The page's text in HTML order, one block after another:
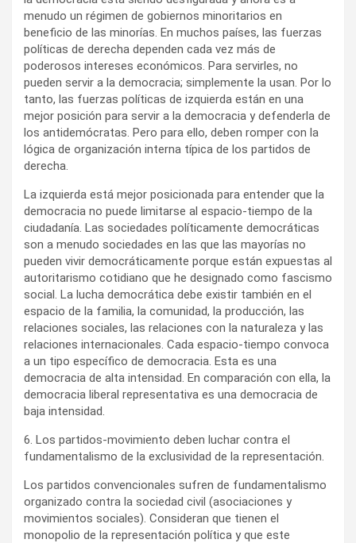
menudo un régimen de gobiernos minoritarios en
beneficio de las minorías. En muchos países, las fuerzas
políticas de derecha dependen cada vez más de
poderosos intereses económicos. Para servirles, no
pueden servir a la democracia; simplemente la usan. Por lo
tanto, las fuerzas políticas de izquierda están en una
mejor posición para servir a la democracia y defenderla de
los antidemócratas. Pero para ello, deben romper con la
lógica de organización interna típica de los partidos de
derecha.
La izquierda está mejor posicionada para entender que la
democracia no puede limitarse al espacio-tiempo de la
ciudadanía. Las sociedades políticamente democráticas
son a menudo sociedades en las que las mayorías no
pueden vivir democráticamente porque están expuestas al
autoritarismo cotidiano que he designado como fascismo
social. La lucha democrática debe existir también en el
espacio de la familia, la comunidad, la producción, las
relaciones sociales, las relaciones con la naturaleza y las
relaciones internacionales. Cada espacio-tiempo convoca
a un tipo específico de democracia. Esta es una
democracia de alta intensidad. En comparación con ella, la
democracia liberal representativa es una democracia de
baja intensidad.
6. Los partidos-movimiento deben luchar contra el
fundamentalismo de la exclusividad de la representación.
Los partidos convencionales sufren de fundamentalismo
organizado contra la sociedad civil (asociaciones y
movimientos sociales). Consideran que tienen el
monopolio de la representación política y que este